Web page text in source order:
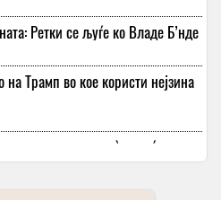
Ретки се љуѓе ко Владе Б’нде
на Трамп во кое користи нејзина
раната: зошто сè повеќе деца